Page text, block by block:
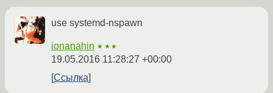
use systemd-nspawn
ionanahin ★★★
19.05.2016 11:28:27 +00:00
Ссылка